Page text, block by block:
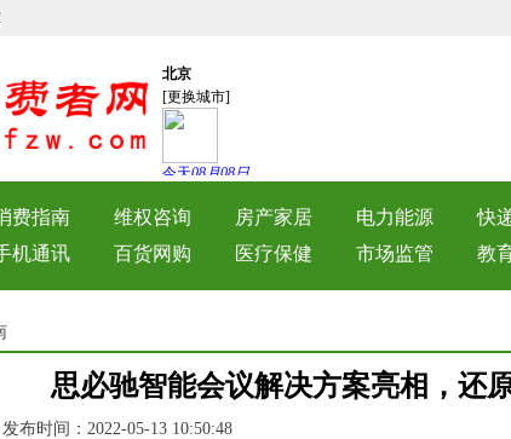
费指南 维权咨询 房产家居 电力能源 快
机通讯 百货网购 医疗保健 市场监管 教
思必驰智能会议解决方案亮相，还
布时间：2022-05-13 10:50:48